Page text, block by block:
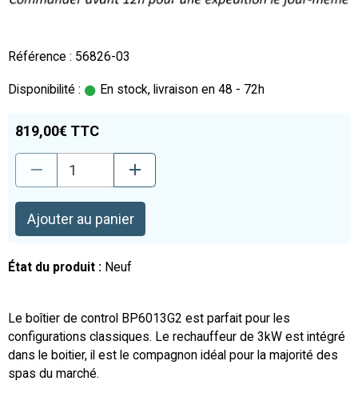
Référence : 56826-03
Disponibilité : En stock, livraison en 48 - 72h
819,00€ TTC
Ajouter au panier
État du produit : Neuf
Le boîtier de control BP6013G2 est parfait pour les
configurations classiques. Le rechauffeur de 3kW est intégré
dans le boitier, il est le compagnon idéal pour la majorité des
spas du marché.